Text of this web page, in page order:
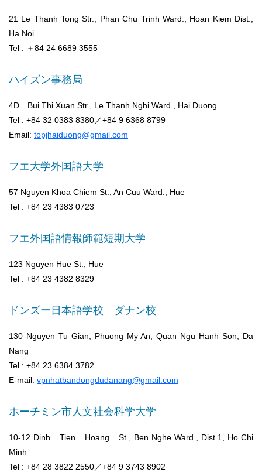
21 Le Thanh Tong Str., Phan Chu Trinh Ward., Hoan Kiem Dist.,
Ha Noi
Tel : ＋84 24 6689 3555
ハイズン事務局
4D Bui Thi Xuan Str., Le Thanh Nghi Ward., Hai Duong
Tel : +84 32 0383 8380／+84 9 6368 8799
Email: topjhaiduong@gmail.com
フエ大学外国語大学
57 Nguyen Khoa Chiem St., An Cuu Ward., Hue
Tel : +84 23 4383 0723
フエ外国語情報師範短期大学
123 Nguyen Hue St., Hue
Tel : +84 23 4382 8329
ドンズー日本語学校 ダナン校
130 Nguyen Tu Gian, Phuong My An, Quan Ngu Hanh Son, Da
Nang
Tel : +84 23 6384 3782
E-mail: vpnhatbandongdudanang@gmail.com
ホーチミン市人文社会科学大学
10-12 Dinh Tien Hoang St., Ben Nghe Ward., Dist.1, Ho Chi
Minh
Tel : +84 28 3822 2550／+84 9 3743 8902